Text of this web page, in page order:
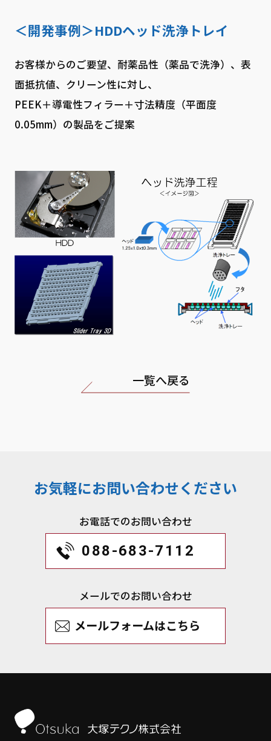
＜開発事例＞HDDヘッド洗浄トレイ
お客様からのご要望、耐薬品性（薬品で洗浄）、表
面抵抗値、クリーン性に対し、
PEEK＋導電性フィラー＋寸法精度（平面度
0.05mm）の製品をご提案
一覧へ戻る
お気軽にお問い合わせください
お電話でのお問い合わせ
088-683-7112
メールでのお問い合わせ
メールフォームはこちら